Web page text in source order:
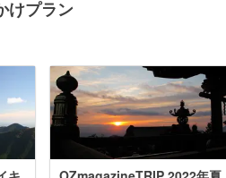
けプラン